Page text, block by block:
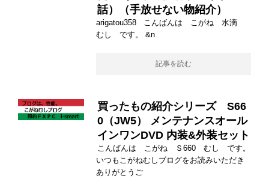
話）（手放せない物紹介）
arigatou358 こんばんは こがね 水滴
むし です。 &n
記事を読む
買ったもの紹介シリーズ S66
0（JW5） メンテナンスオール
インワンDVD 内装&外装セット
こんばんは こがね Ｓ660 むし です。
いつもこがねむしブログをお読みいただき
ありがとうご